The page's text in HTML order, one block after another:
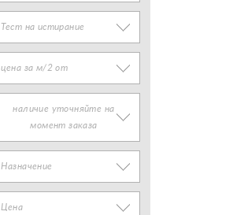
Тест на истирание
цена за м/2 от
наличие уточняйте на
момент заказа
Назначение
Цена